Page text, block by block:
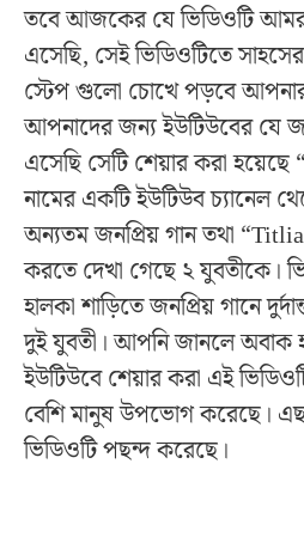
তবে আজকের যে ভিডিওটি
এসেছি, সেই ভিডিওটিতে
স্টেপ গুলো চোখে পড়বে
আপনাদের জন্য ইউটিউবের যে
এসেছি সেটি শেয়ার করা
নামের একটি ইউটিউব চ্যানেল
অন্যতম জনপ্রিয় গান তথা
করতে দেখা গেছে ২ যুবতীকে।
হালকা শাড়িতে জনপ্রিয় গানে
দুই যুবতী। আপনি জানলে
ইউটিউবে শেয়ার করা এই
বেশি মানুষ উপভোগ করেছে।
ভিডিওটি পছন্দ করেছে।